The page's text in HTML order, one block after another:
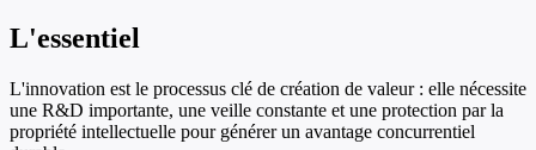
L'essentiel
L'innovation est le processus clé de création de valeur : elle nécessite
une R&D importante, une veille constante et une protection par la
propriété intellectuelle pour générer un avantage concurrentiel